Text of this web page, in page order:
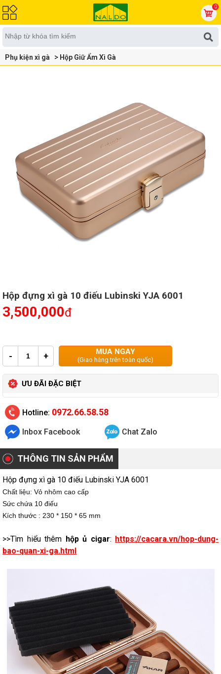
0
Phụ kiện xì gà Hộp Giữ Ẩm Xì Gà
Hộp đựng xì gà 10 điếu Lubinski YJA 6001
3,500,000đ
- + MUA NGAY
(Giao hàng trên toàn quốc)
ƯU ĐÃI ĐẶC BIỆT
Hotline: 0972.66.58.58
Inbox Facebook Chat Zalo
THÔNG TIN SẢN PHẨM
Hộp đựng xì gà 10 điếu Lubinski YJA 6001
Chất liệu: Vỏ nhôm cao cấp
Sức chứa 10 điếu
Kích thước : 230 * 150 * 65 mm
>>Tìm hiểu thêm hộp ủ cigar: https://cacara.vn/hop-dung-
bao-quan-xi-ga.html